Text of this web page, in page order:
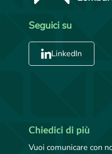
Seguici su
LinkedIn
Chiedici di più
Vuoi comunicare con